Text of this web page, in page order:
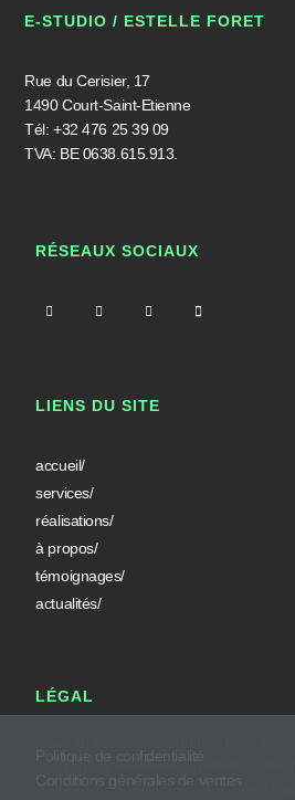
E-STUDIO / ESTELLE FORET
Rue du Cerisier, 17
1490 Court-Saint-Etienne
Tél: +32 476 25 39 09
TVA: BE 0638.615.913.
RÉSEAUX SOCIAUX
LIENS DU SITE
accueil/
services/
réalisations/
à propos/
témoignages/
actualités/
LÉGAL
continuez à utiliser ce site, nous